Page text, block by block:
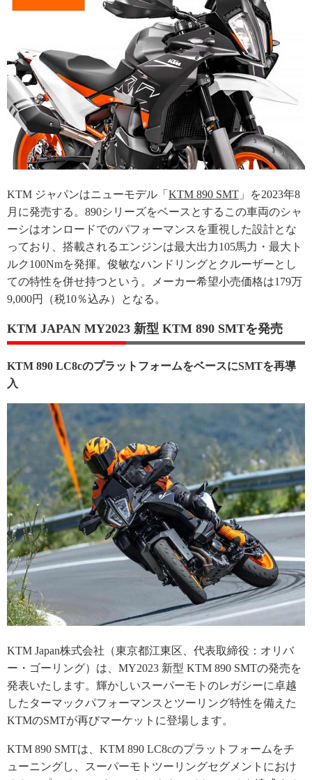
KTM ジャパンはニューモデル「 KTM 890 SMT 」を2023年8
月に発売する。890シリーズをベースとするこの車両のシャ
ーシはオンロードでのパフォーマンスを重視した設計とな
っており、搭載されるエンジンは最大出力105馬力・最大ト
ルク100Nmを発揮。俊敏なハンドリングとクルーザーとし
ての特性を併せ持つという。メーカー希望小売価格は179万
9,000円（税10％込み）となる。
KTM JAPAN MY2023 新型 KTM 890 SMTを発売
KTM 890 LC8cのプラットフォームをベースにSMTを再導
入
KTM Japan株式会社（東京都江東区、代表取締役：オリバ
ー・ゴーリング）は、MY2023 新型 KTM 890 SMTの発売を
発表いたします。輝かしいスーパーモトのレガシーに卓越
したターマックパフォーマンスとツーリング特性を備えた
KTMのSMTが再びマーケットに登場します。
KTM 890 SMTは、KTM 890 LC8cのプラットフォームをチ
ューニングし、スーパーモトツーリングセグメントにおけ